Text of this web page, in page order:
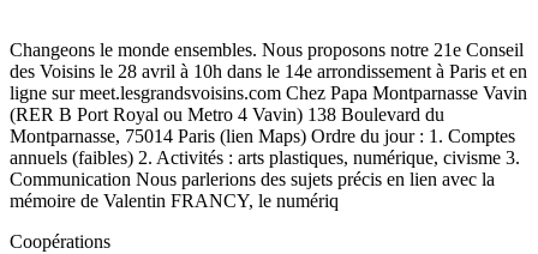
Changeons le monde ensembles. Nous proposons notre 21e Conseil
des Voisins le 28 avril à 10h dans le 14e arrondissement à Paris et en
ligne sur meet.lesgrandsvoisins.com Chez Papa Montparnasse Vavin
(RER B Port Royal ou Metro 4 Vavin) 138 Boulevard du
Montparnasse, 75014 Paris (lien Maps) Ordre du jour : 1. Comptes
annuels (faibles) 2. Activités : arts plastiques, numérique, civisme 3.
Communication Nous parlerions des sujets précis en lien avec la
mémoire de Valentin FRANCY, le numériq
Coopérations